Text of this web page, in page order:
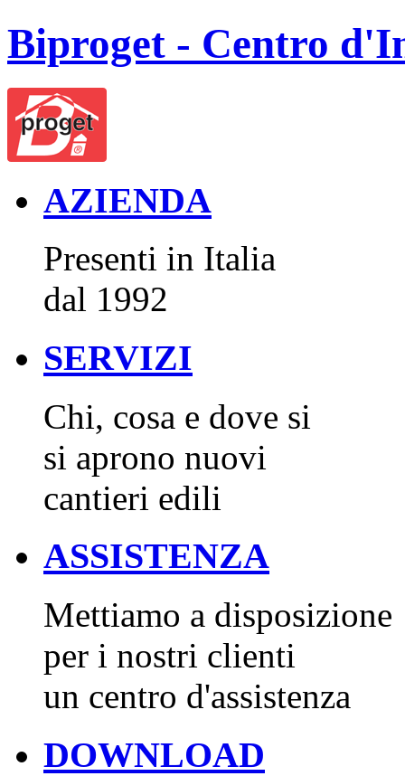
Biproget - Centro
AZIENDA
Presenti in Italia
dal 1992
SERVIZI
Chi, cosa e dove si
si aprono nuovi
cantieri edili
ASSISTENZA
Mettiamo a disposizione
per i nostri clienti
un centro d'assistenza
DOWNLOAD